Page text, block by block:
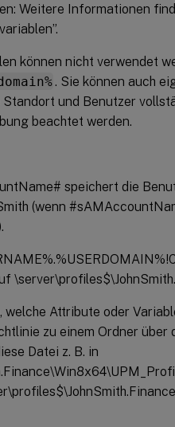
Weitere Informationen
können nicht verwendet
. Sie können auch
und Benutzer
beachtet werden.
speichert die
(wenn
Attribute oder
zu einem Ordner über
Datei z. B. in